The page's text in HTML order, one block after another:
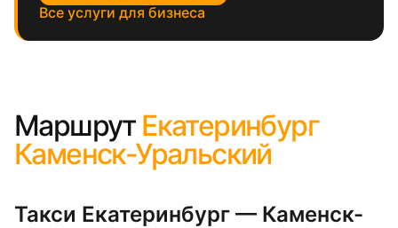
Все услуги для бизнеса
Маршрут Екатеринбург
Каменск-Уральский
Такси Екатеринбург — Каменск-